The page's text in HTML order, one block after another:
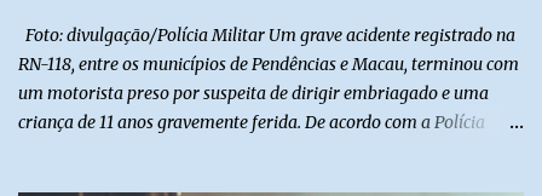
Foto: divulgação/Polícia Militar Um grave acidente registrado na
RN-118, entre os municípios de Pendências e Macau, terminou com
um motorista preso por suspeita de dirigir embriagado e uma
criança de 11 anos gravemente ferida. De acordo com a Polícia